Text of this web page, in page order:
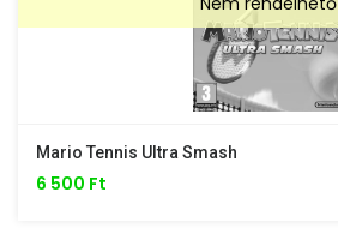
Mario Tennis Ultra Smash
6 500 Ft